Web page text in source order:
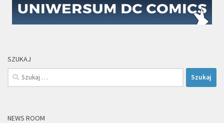
SZUKAJ
Szukaj:
NEWS ROOM